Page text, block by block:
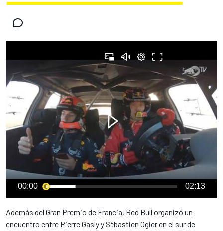
00:00 02:13
Además del Gran Premio de Francia, Red Bull organizó un
encuentro entre Pierre Gasly y Sébastien Ogier en el sur de